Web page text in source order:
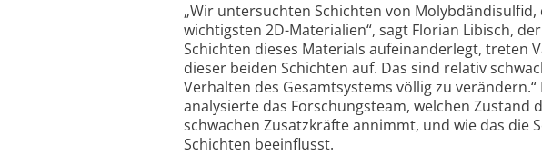
„Wir untersuchten Schichten von
wichtigsten 2D-Materialien“, sagt Florian Libisch,
Schichten dieses Materials aufeinander­legt, treten
dieser beiden Schichten auf. Das sind relativ
Verhalten des Gesamt­systems völlig zu
analysierte das Forschungsteam, welchen
schwachen Zusatz­kräfte annimmt, und wie das die
Schichten beeinflusst.